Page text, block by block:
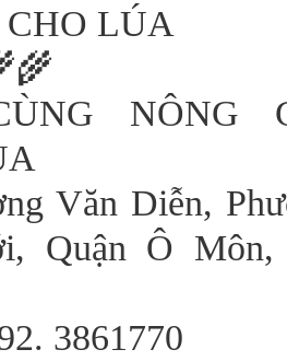
LÚA
NÔNG
Văn Diễn,
Quận Ô Môn,
3861770